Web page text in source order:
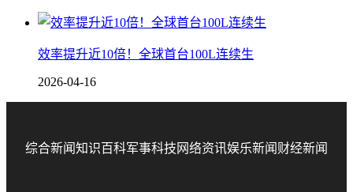
效率提升近10倍！全球首台100L连续生
2026-04-16
综合新闻知识百科军事科技 网络资讯娱乐新闻 财经新闻